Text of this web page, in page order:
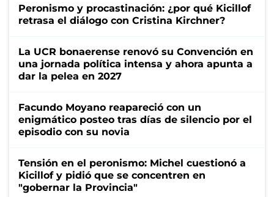
Peronismo y procastinación: ¿por qué Kicillof
retrasa el diálogo con Cristina Kirchner?
La UCR bonaerense renovó su Convención en
una jornada política intensa y ahora apunta a
dar la pelea en 2027
Facundo Moyano reapareció con un
enigmático posteo tras días de silencio por el
episodio con su novia
Tensión en el peronismo: Michel cuestionó a
Kicillof y pidió que se concentren en
"gobernar la Provincia"